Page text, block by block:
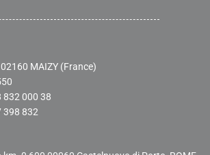
MAIZY (France)
832 000 38
398 832